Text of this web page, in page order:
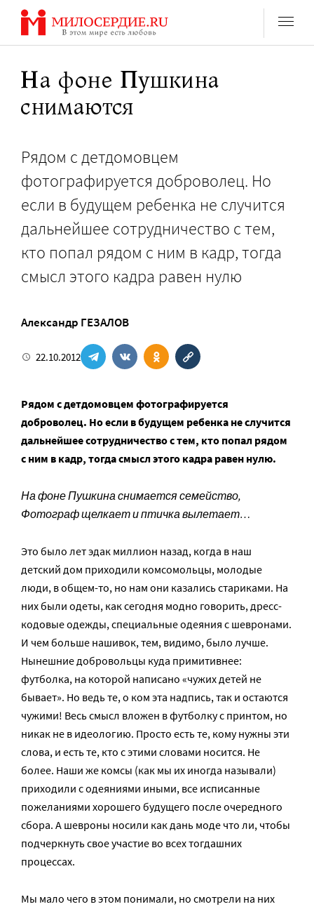
Перейти
содержанию
На фоне Пушкина
снимаются
Рядом с детдомовцем
фотографируется доброволец. Но
если в будущем ребенка не случится
дальнейшее сотрудничество с тем,
кто попал рядом с ним в кадр, тогда
смысл этого кадра равен нулю
Александр ГЕЗАЛОВ
22.10.2012
Рядом с детдомовцем фотографируется
доброволец. Но если в будущем ребенка не случится
дальнейшее сотрудничество с тем, кто попал рядом
с ним в кадр, тогда смысл этого кадра равен нулю.
На фоне Пушкина снимается семейство,
Фотограф щелкает и птичка вылетает…
Это было лет эдак миллион назад, когда в наш
детский дом приходили комсомольцы, молодые
люди, в общем-то, но нам они казались стариками. На
них были одеты, как сегодня модно говорить, дресс-
кодовые одежды, специальные одеяния с шевронами.
И чем больше нашивок, тем, видимо, было лучше.
Нынешние добровольцы куда примитивнее:
футболка, на которой написано «чужих детей не
бывает». Но ведь те, о ком эта надпись, так и остаются
чужими! Весь смысл вложен в футболку с принтом, но
никак не в идеологию. Просто есть те, кому нужны эти
слова, и есть те, кто с этими словами носится. Не
более. Наши же комсы (как мы их иногда называли)
приходили с одеяниями иными, все исписанные
пожеланиями хорошего будущего после очередного
сбора. А шевроны носили как дань моде что ли, чтобы
подчеркнуть свое участие во всех тогдашних
процессах.
Мы мало чего в этом понимали, но смотрели на них